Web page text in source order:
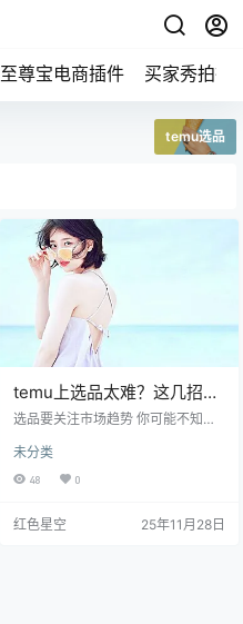
至尊宝电商插件 买家秀拍摄
temu选品
temu上选品太难？这几招教
你轻松搞定！
选品要关注市场趋势 你可能不知
趋势。想想你自己，平时你关注哪
些商品，或是在社交平台上看到的
比如，今年冬天，大家开始关注环
未分类
48 0
红色星空 25年11月28日